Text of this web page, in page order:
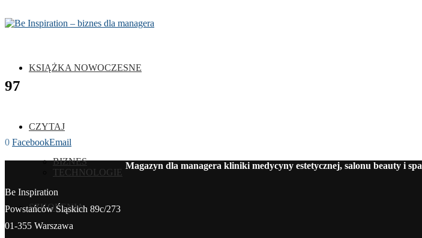
KSIĄŻKA NOWOCZESNE
CZYTAJ
BIZNES
TECHNOLOGIE
SZKOLENIA
97
0 FacebookEmail
Magazyn dla managera kliniki medycyny estetycznej, salonu beauty i spa
Be Inspiration
Powstańców Śląskich 89c/273
01-355 Warszawa